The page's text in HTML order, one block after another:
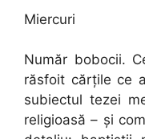
Miercuri
Număr bobocii.
răsfoit cărțile ce
subiectul tezei
religioasă – și